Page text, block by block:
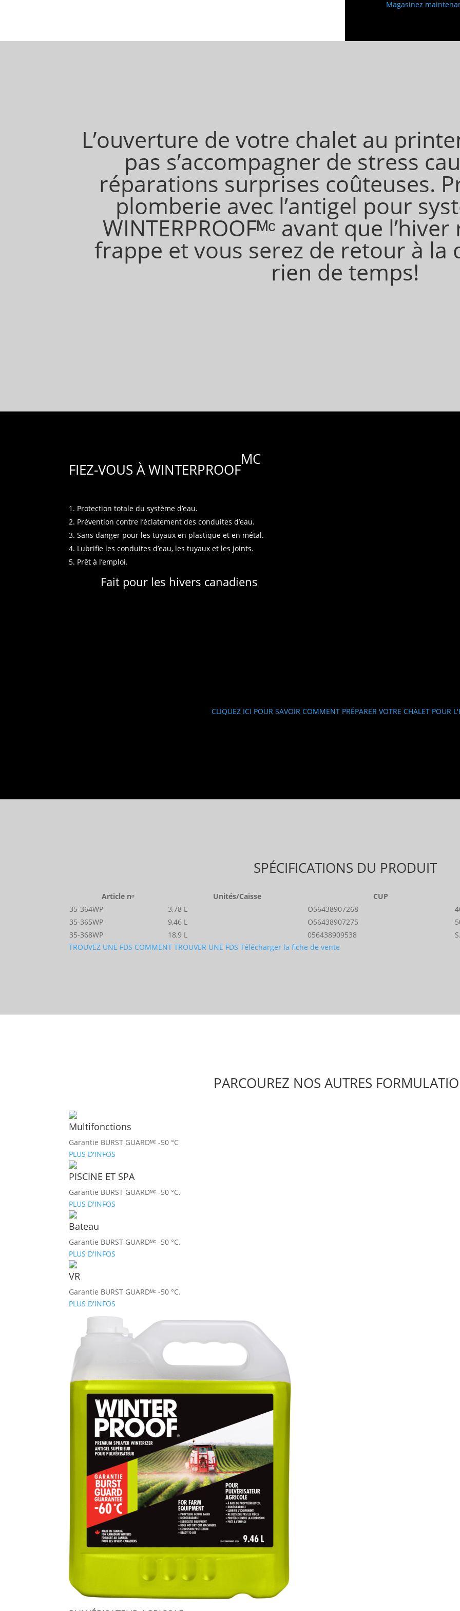
Magasinez
L’ouverture de votre chalet au
pas s’accompagner de stress
réparations surprises coûteuses.
plomberie avec l’antigel pour
WINTERPROOFᴹᶜ avant que
frappe et vous serez de retour à la
rien de temps!
FIEZ-VOUS À WINTERPROOF
MC
Protection totale du système d’eau.
Prévention contre l’éclatement des conduites d’eau.
Sans danger pour les tuyaux en plastique et en métal.
Lubrifie les conduites d’eau, les tuyaux et les joints.
Prêt à l’emploi.
Fait pour les hivers canadiens
CLIQUEZ ICI POUR SAVOIR COMMENT PRÉPARER VOTRE CHALET POUR
SPÉCIFICATIONS DU PRODUIT
Article nᵒ Unités/Caisse CUP
35-364WP
3,78 L O56438907268
35-365WP
9,46 L O56438907275
35-368WP
18,9 L 056438909538
TROUVEZ UNE FDS COMMENT TROUVER UNE FDS Télécharger la fiche de vente
PARCOUREZ NOS AUTRES
Multifonctions
Garantie BURST GUARDᴹᶜ -50 °C
PLUS D'INFOS
PISCINE ET SPA
Garantie BURST GUARDᴹᶜ -50 °C.
PLUS D'INFOS
Bateau
Garantie BURST GUARDᴹᶜ -50 °C.
PLUS D'INFOS
VR
Garantie BURST GUARDᴹᶜ -50 °C.
PLUS D'INFOS